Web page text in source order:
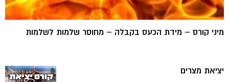
מיני קורס – מידת הכעס בקבלה – מחוסר שלמות לשלמות
יציאת מצרים